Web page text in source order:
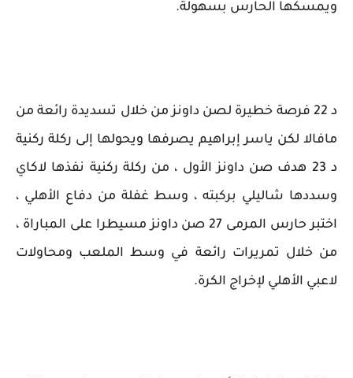
ويمسكها الحارس بسهولة.
د 22 فرصة خطيرة لصن داونز من خلال تسديدة رائعة من
مافالا لكن ياسر إبراهيم يصرفها ويحولها إلى ركلة ركنية
د 23 هدف صن داونز الأول ، من ركلة ركنية نفذها لاكاي
وسددها شاليلي بركبته ، وسط غفلة من دفاع الأهلي ،
اختبر حارس المرمى 27 صن داونز مسيطرا على المباراة ،
من خلال تمريرات رائعة في وسط الملعب ومحاولات
لاعبي الأهلي لإخراج الكرة.